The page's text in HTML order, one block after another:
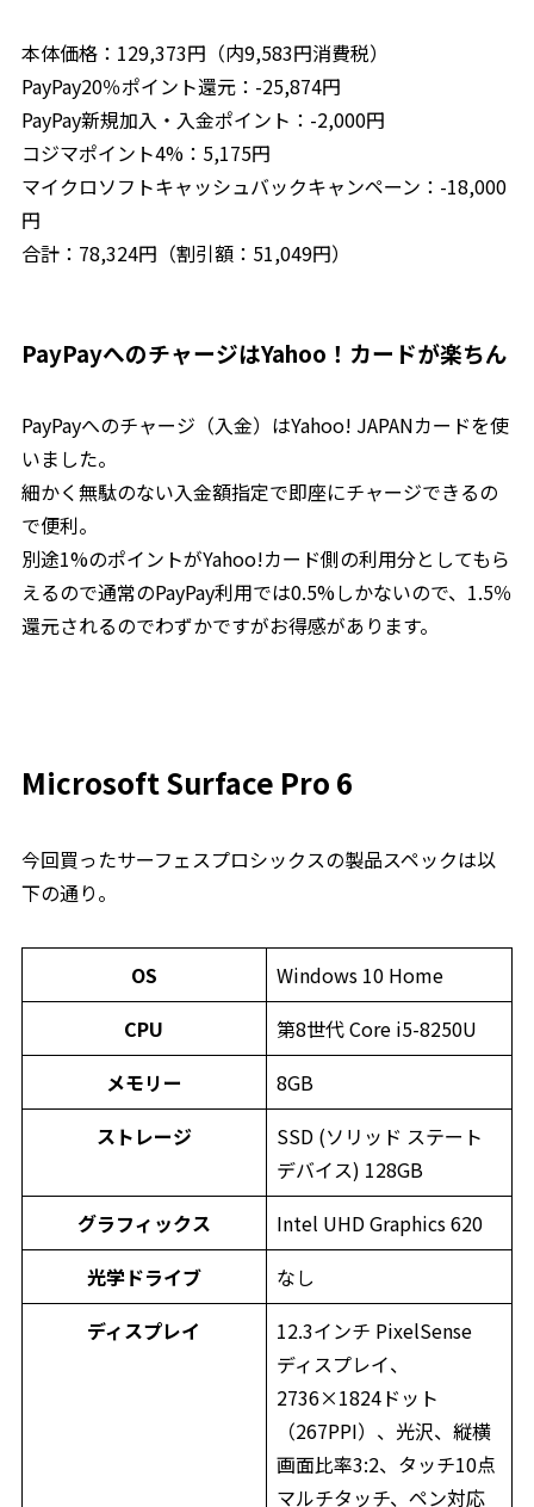
本体価格：129,373円（内9,583円消費税）
PayPay20％ポイント還元：-25,874円
PayPay新規加入・入金ポイント：-2,000円
コジマポイント4%：5,175円
マイクロソフトキャッシュバックキャンペーン：-18,000
円
合計：78,324円（割引額：51,049円）
PayPayへのチャージはYahoo！カードが楽ちん
PayPayへのチャージ（入金）はYahoo! JAPANカードを使
いました。
細かく無駄のない入金額指定で即座にチャージできるの
で便利。
別途1%のポイントがYahoo!カード側の利用分としてもら
えるので通常のPayPay利用では0.5%しかないので、1.5％
還元されるのでわずかですがお得感があります。
Microsoft Surface Pro 6
今回買ったサーフェスプロシックスの製品スペックは以
下の通り。
OS
Windows 10 Home
CPU
第8世代 Core i5-8250U
メモリー
8GB
ストレージ
SSD (ソリッド ステート
デバイス) 128GB
グラフィックス
Intel UHD Graphics 620
光学ドライブ
なし
ディスプレイ
12.3インチ PixelSense
ディスプレイ、
2736×1824ドット
（267PPI）、光沢、縦横
画面比率3:2、タッチ10点
マルチタッチ、ペン対応